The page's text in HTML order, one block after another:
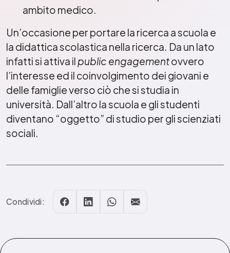
ambito medico.
Un’occasione per portare la ricerca a scuola e
la didattica scolastica nella ricerca. Da un lato
infatti si attiva il public engagementovvero
l’interesse ed il coinvolgimento dei giovani e
delle famiglie verso ciò che si studia in
università. Dall’altro la scuola e gli studenti
diventano “oggetto” di studio per gli scienziati
sociali.
Condividi: